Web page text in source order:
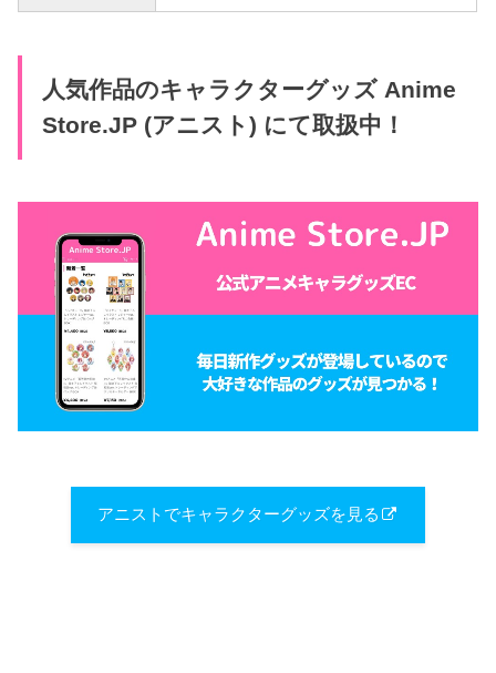
人気作品のキャラクターグッズ Anime
Store.JP (アニスト) にて取扱中！
アニストでキャラクターグッズを見る